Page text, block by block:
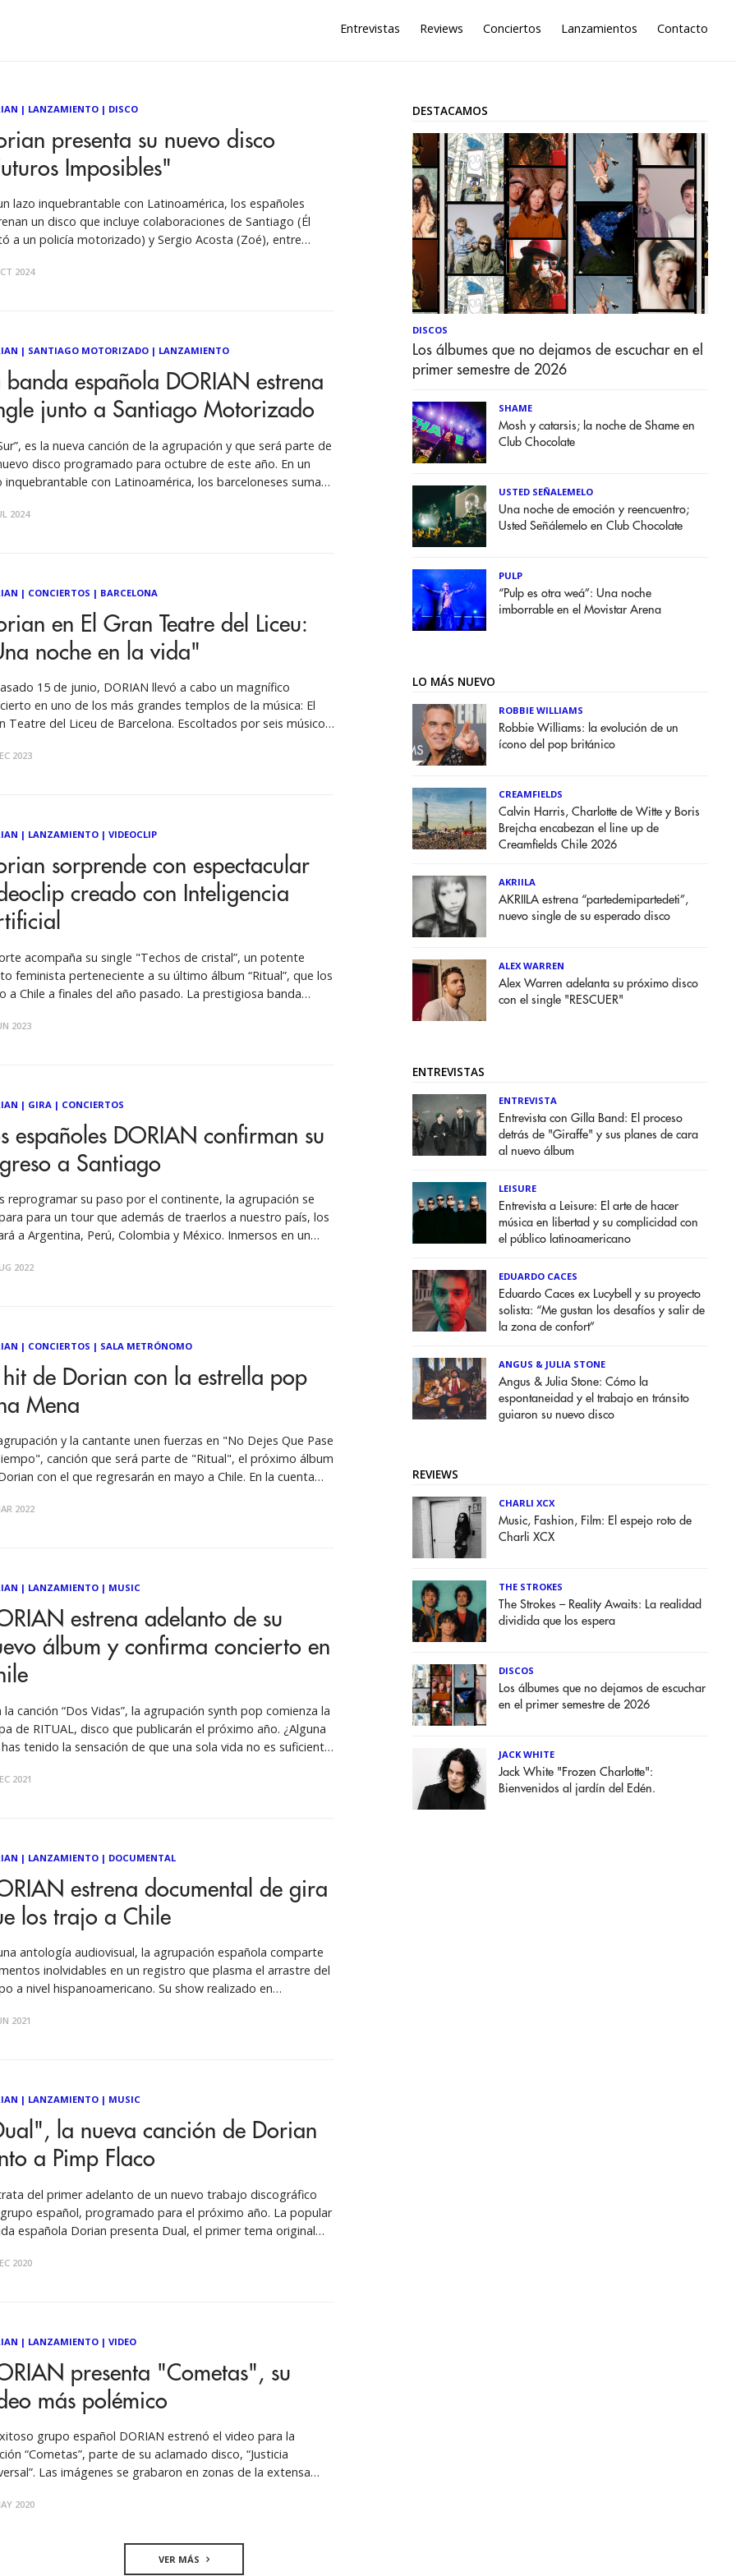
Entrevistas Reviews Conciertos Lanzamientos Contacto
| LANZAMIENTO| DISCO
presenta su nuevo disco
Imposibles"
lazo inquebrantable con Latinoamérica, los españoles
un disco que incluye colaboraciones de Santiago (Él
a un policía motorizado) y Sergio Acosta (Zoé), entre
de este 2024. Dorian, la banda de Barcelona, querida
2024
| SANTIAGO MOTORIZADO| LANZAMIENTO
banda española DORIAN estrena
junto a Santiago Motorizado
es la nueva canción de la agrupación y que será parte de
disco programado para octubre de este año. En un
inquebrantable con Latinoamérica, los barceloneses suman
a un Policía Motorizado". Si en
2024
| CONCIERTOS | BARCELONA
en El Gran Teatre del Liceu:
noche en la vida"
15 de junio, DORIAN llevó a cabo un magnífico
en uno de los más grandes templos de la música: El
Teatre del Liceu de Barcelona. Escoltados por seis músicos
numerosas piezas fundamentales del repertorio de
2023
| LANZAMIENTO| VIDEOCLIP
sorprende con espectacular
creado con Inteligencia
acompaña su single "Techos de cristal”, un potente
feminista perteneciente a su último álbum “Ritual”, que los
a Chile a finales del año pasado. La prestigiosa banda
del reputado artista colombiano Joaquín Restrepo, que
2023
| GIRA| CONCIERTOS
españoles DORIAN confirman su
a Santiago
reprogramar su paso por el continente, la agrupación se
para un tour que además de traerlos a nuestro país, los
a Argentina, Perú, Colombia y México. Inmersos en un
festivales como FIB en Benicassim, Low en
2022
| CONCIERTOS | SALA METRÓNOMO
hit de Dorian con la estrella pop
Mena
y la cantante unen fuerzas en "No Dejes Que Pase
canción que será parte de "Ritual", el próximo álbum
con el que regresarán en mayo a Chile. En la cuenta
escena española,
2022
| LANZAMIENTO| MUSIC
estrena adelanto de su
álbum y confirma concierto en
la canción “Dos Vidas”, la agrupación synth pop comienza la
de RITUAL, disco que publicarán el próximo año. ¿Alguna
tenido la sensación de que una sola vida no es suficiente
de DORIAN explora
2021
| LANZAMIENTO| DOCUMENTAL
estrena documental de gira
los trajo a Chile
antología audiovisual, la agrupación española comparte
inolvidables en un registro que plasma el arrastre del
a nivel hispanoamericano. Su show realizado en
además España, Estados Unidos, México, Colombia,
2021
| LANZAMIENTO| MUSIC
la nueva canción de Dorian
a Pimp Flaco
del primer adelanto de un nuevo trabajo discográfico
español, programado para el próximo año. La popular
española Dorian presenta Dual, el primer tema original
álbum con que giraron por Europa y América
2020
| LANZAMIENTO| VIDEO
presenta "Cometas", su
más polémico
grupo español DORIAN estrenó el video para la
“Cometas”, parte de su aclamado disco, “Justicia
se grabaron en zonas de la extensa
México y Texas. La letra habla de lo inútil de
2020
DESTACAMOS
DISCOS
Los álbumes que no dejamos de escuchar en el
primer semestre de 2026
SHAME
Mosh y catarsis; la noche de Shame en
Club Chocolate
USTED SEÑALEMELO
Una noche de emoción y reencuentro;
Usted Señálemelo en Club Chocolate
PULP
“Pulp es otra weá”: Una noche
imborrable en el Movistar Arena
LO MÁS NUEVO
ROBBIE WILLIAMS
Robbie Williams: la evolución de un
ícono del pop británico
CREAMFIELDS
Calvin Harris, Charlotte de Witte y Boris
Brejcha encabezan el line up de
Creamfields Chile 2026
AKRIILA
AKRIILA estrena “partedemipartedeti”,
nuevo single de su esperado disco
ALEX WARREN
Alex Warren adelanta su próximo disco
con el single "RESCUER"
ENTREVISTAS
ENTREVISTA
Entrevista con Gilla Band: El proceso
detrás de "Giraffe" y sus planes de cara
al nuevo álbum
LEISURE
Entrevista a Leisure: El arte de hacer
música en libertad y su complicidad con
el público latinoamericano
EDUARDO CACES
Eduardo Caces ex Lucybell y su proyecto
solista: “Me gustan los desafíos y salir de
la zona de confort”
ANGUS & JULIA STONE
Angus & Julia Stone: Cómo la
espontaneidad y el trabajo en tránsito
guiaron su nuevo disco
REVIEWS
CHARLI XCX
Music, Fashion, Film: El espejo roto de
Charli XCX
THE STROKES
The Strokes – Reality Awaits: La realidad
dividida que los espera
DISCOS
Los álbumes que no dejamos de escuchar
en el primer semestre de 2026
JACK WHITE
Jack White "Frozen Charlotte":
Bienvenidos al jardín del Edén.
VER MÁS